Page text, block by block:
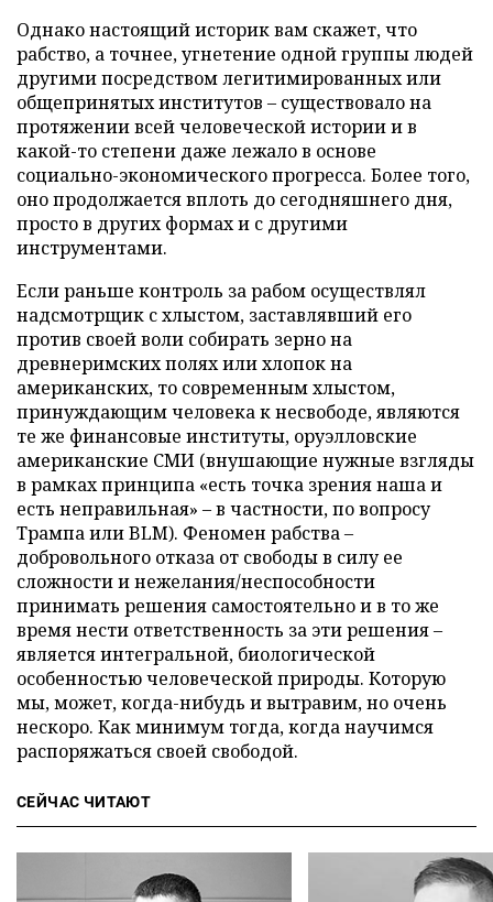
Однако настоящий историк вам скажет, что
рабство, а точнее, угнетение одной группы людей
другими посредством легитимированных или
общепринятых институтов – существовало на
протяжении всей человеческой истории и в
какой-то степени даже лежало в основе
социально-экономического прогресса. Более того,
оно продолжается вплоть до сегодняшнего дня,
просто в других формах и с другими
инструментами.
Если раньше контроль за рабом осуществлял
надсмотрщик с хлыстом, заставлявший его
против своей воли собирать зерно на
древнеримских полях или хлопок на
американских, то современным хлыстом,
принуждающим человека к несвободе, являются
те же финансовые институты, оруэлловские
американские СМИ (внушающие нужные взгляды
в рамках принципа «есть точка зрения наша и
есть неправильная» – в частности, по вопросу
Трампа или BLM). Феномен рабства –
добровольного отказа от свободы в силу ее
сложности и нежелания/неспособности
принимать решения самостоятельно и в то же
время нести ответственность за эти решения –
является интегральной, биологической
особенностью человеческой природы. Которую
мы, может, когда-нибудь и вытравим, но очень
нескоро. Как минимум тогда, когда научимся
распоряжаться своей свободой.
СЕЙЧАС ЧИТАЮТ